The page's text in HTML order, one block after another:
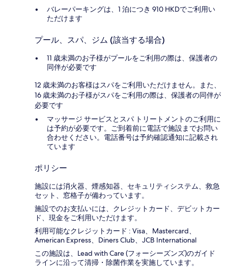
バレーパーキングは、1 泊につき 910 HKDでご利用い
ただけます
プール、スパ、ジム (該当する場合)
11 歳未満のお子様がプールをご利用の際は、保護者の
同伴が必要です
12 歳未満のお客様はスパをご利用いただけません。また、
16 歳未満のお子様がスパをご利用の際は、保護者の同伴が
必要です
マッサージ サービスとスパ トリートメントのご利用に
は予約が必要です。ご到着前に電話で施設までお問い
合わせください。電話番号は予約確認通知に記載され
ています
ポリシー
施設には消火器、煙感知器、セキュリティシステム、救急
セット、窓格子が備わっています。
施設でのお支払いには、クレジットカード、デビットカー
ド、現金をご利用いただけます。
利用可能なクレジットカード : Visa、Mastercard、
American Express、Diners Club、JCB International
この施設は、Lead with Care (フォーシーズンズ)のガイド
ラインに沿って清掃・除菌作業を実施しています。